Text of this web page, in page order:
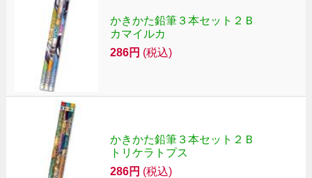
かきかた鉛筆３本セット２Ｂ
カマイルカ
286円 (税込)
かきかた鉛筆３本セット２Ｂ
トリケラトプス
286円 (税込)